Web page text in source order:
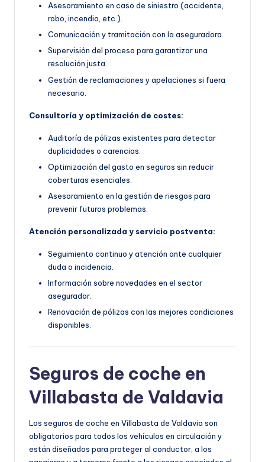
Asesoramiento en caso de siniestro (accidente,
robo, incendio, etc.).
Comunicación y tramitación con la aseguradora.
Supervisión del proceso para garantizar una
resolución justa.
Gestión de reclamaciones y apelaciones si fuera
necesario.
Consultoría y optimización de costes:
Auditoría de pólizas existentes para detectar
duplicidades o carencias.
Optimización del gasto en seguros sin reducir
coberturas esenciales.
Asesoramiento en la gestión de riesgos para
prevenir futuros problemas.
Atención personalizada y servicio postventa:
Seguimiento continuo y atención ante cualquier
duda o incidencia.
Información sobre novedades en el sector
asegurador.
Renovación de pólizas con las mejores condiciones
disponibles.
Seguros de coche en
Villabasta de Valdavia
Los seguros de coche en Villabasta de Valdavia son
obligatorios para todos los vehículos en circulación y
están diseñados para proteger al conductor, a los